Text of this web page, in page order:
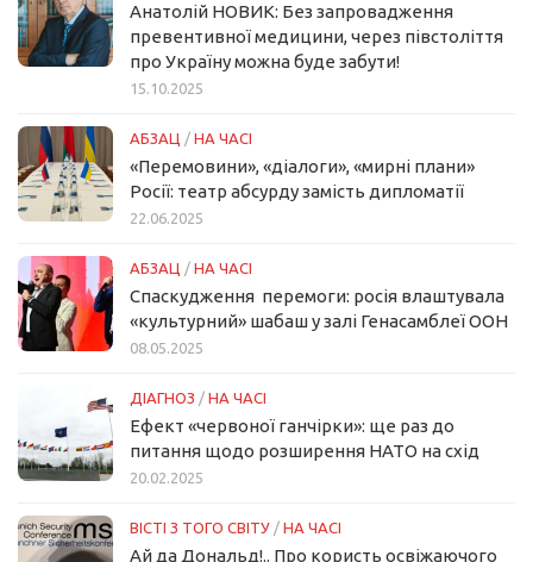
Анатолій НОВИК: Без запровадження
превентивної медицини, через півстоліття
про Україну можна буде забути!
15.10.2025
АБЗАЦ / НА ЧАСІ
«Перемовини», «діалоги», «мирні плани»
Росії: театр абсурду замість дипломатії
22.06.2025
АБЗАЦ / НА ЧАСІ
Спаскудження перемоги: росія влаштувала
«культурний» шабаш у залі Генасамблеї ООН
08.05.2025
ДІАГНОЗ / НА ЧАСІ
Ефект «червоної ганчірки»: ще раз до
питання щодо розширення НАТО на схід
20.02.2025
ВІСТІ З ТОГО СВІТУ / НА ЧАСІ
Ай да Дональд!.. Про користь освіжаючого